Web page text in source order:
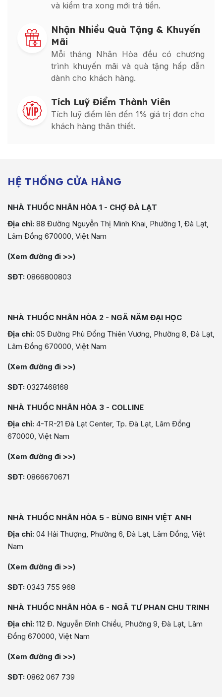
và kiểm tra xong mới trả tiền.
Nhận Nhiều Quà Tặng & Khuyến
Mãi
Mỗi tháng Nhân Hòa đều có chương
trình khuyến mãi và quà tặng hấp dẫn
dành cho khách hàng.
Tích Luỹ Điểm Thành Viên
Tích luỹ điểm lên đến 1% giá trị đơn cho
khách hàng thân thiết.
HỆ THỐNG CỬA HÀNG
NHÀ THUỐC NHÂN HÒA 1 - CHỢ ĐÀ LẠT
Địa chỉ: 88 Đường Nguyễn Thị Minh Khai, Phường 1, Đà Lạt,
Lâm Đồng 670000, Việt Nam
(Xem đường đi >>)
SĐT: 0866800803
NHÀ THUỐC NHÂN HÒA 2 - NGÃ NĂM ĐẠI HỌC
Địa chỉ: 05 Đường Phù Đổng Thiên Vương, Phường 8, Đà Lạt,
Lâm Đồng 670000, Việt Nam
(Xem đường đi >>)
SĐT: 0327468168
NHÀ THUỐC NHÂN HÒA 3 - COLLINE
Địa chỉ: 4-TR-21 Đà Lạt Center, Tp. Đà Lạt, Lâm Đồng
670000, Việt Nam
(Xem đường đi >>)
SĐT: 0866670671
NHÀ THUỐC NHÂN HÒA 5 - BÙNG BINH VIỆT ANH
Địa chỉ: 04 Hải Thượng, Phường 6, Đà Lạt, Lâm Đồng, Việt
Nam
(Xem đường đi >>)
SĐT: 0343 755 968
NHÀ THUỐC NHÂN HÒA 6 - NGÃ TƯ PHAN CHU TRINH
Địa chỉ: 112 Đ. Nguyễn Đình Chiểu, Phường 9, Đà Lạt, Lâm
Đồng 670000, Việt Nam
(Xem đường đi >>)
SĐT: 0862 067 739